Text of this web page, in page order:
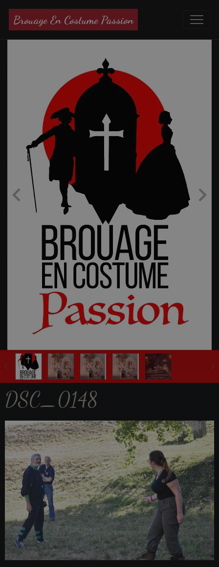
Brouage En Costume Passion
DSC_0148